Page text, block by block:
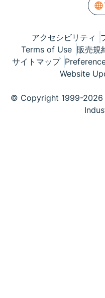
アクセシビリティ
Terms of Use 販売規
サイトマップ
Website
© Copyright 1999-2026